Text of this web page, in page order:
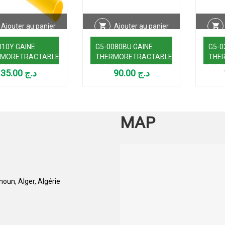
Ajouter au panier
GAINE
1MM
د.ج 35.00
Ajouter au panier
G5-0080BU GAINE
THERMORETRACTABLE
BLEU 8MM
د.ج 90.00
G5-
Alger, Algérie
MAP